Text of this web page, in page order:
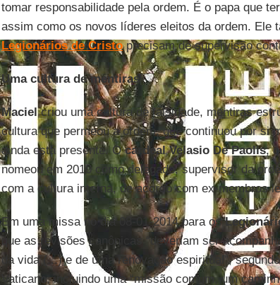
tomar responsabilidade pela ordem. É o papa que
assim como os novos líderes eleitos da ordem. Ele
Legionários de Cristoprecisam de supervisão
Uma cultura de mentiras
Macielcriou uma cultura de falsidade, mentiras
cultura que permeou a ordem, que continuou por si
ainda está presente. Ocardeal Velasio De Paolis,
nomeou em 2010 como delegado, supervisor da
com a cultura interna, de acordo com ex-membros
Em uma missa no dia 08-01-2014 para os
que as revisões canônicas “deveriam ser
da vida (...) e de uma renovação espiritual”,
Vaticano, incluindo uma “missão comum, um